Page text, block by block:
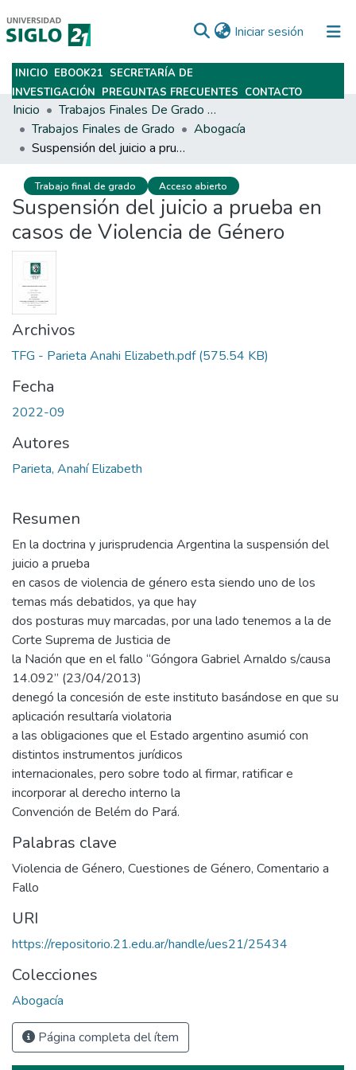
Iniciar sesión (current)
Subir
INICIO EBOOK21 SECRETARÍA DE
INVESTIGACIÓN PREGUNTAS FRECUENTES CONTACTO
Inicio
Trabajos Finales De Grado Y Posgrado
Trabajos Finales de Grado
Abogacía
Suspensión del juicio a prueba en casos de Violencia de Género
Trabajo final de grado Acceso abierto
Suspensión del juicio a prueba en
casos de Violencia de Género
Archivos
TFG - Parieta Anahi Elizabeth.pdf(575.54 KB)
Fecha
2022-09
Autores
Parieta, Anahí Elizabeth
Resumen
En la doctrina y jurisprudencia Argentina la suspensión del
juicio a prueba
en casos de violencia de género esta siendo uno de los
temas más debatidos, ya que hay
dos posturas muy marcadas, por una lado tenemos a la de
Corte Suprema de Justicia de
la Nación que en el fallo “Góngora Gabriel Arnaldo s/causa
14.092” (23/04/2013)
denegó la concesión de este instituto basándose en que su
aplicación resultaría violatoria
a las obligaciones que el Estado argentino asumió con
distintos instrumentos jurídicos
internacionales, pero sobre todo al firmar, ratificar e
incorporar al derecho interno la
Convención de Belém do Pará.
Palabras clave
Violencia de Género, Cuestiones de Género, Comentario a
Fallo
URI
https://repositorio.21.edu.ar/handle/ues21/25434
Colecciones
Abogacía
Página completa del ítem